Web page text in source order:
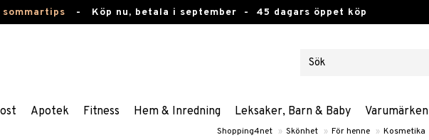
- Köp nu, betala i september - 45 dagars öppet köp
Apotek Fitness Hem & Inredning Leksaker, Barn & Baby Varumärken
Shopping4net » Skönhet » För henne » Kosmetika